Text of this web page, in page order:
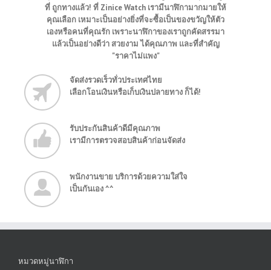
ที่ ถูกทางแล้ว! ที่ Zinice Watch เรามีนาฬิกามากมายให้
คุณเลือก เหมาะเป็นอย่างยิ่งที่จะซื้อเป็นของขวัญให้ตัว
เองหรือคนที่คุณรัก เพราะนาฬิกาของเราถูกคัดสรรมา
แล้วเป็นอย่างดีว่า สวยงาม ได้คุณภาพ และที่สำคัญ
"ราคาไม่แพง"
จัดส่งรวดเร็วทั่วประเทศไทย
เลือกโอนเงินหรือเก็บเงินปลายทาง ก็ได้!
รับประกันสินค้าดีมีคุณภาพ
เรามีการตรวจสอบสินค้าก่อนจัดส่ง
พนักงานขาย บริการด้วยความใส่ใจ
เป็นกันเอง ^^
หมวดหมู่นาฬิกา